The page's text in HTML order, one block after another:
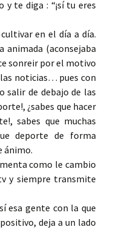
te diga : “¡sí tu eres
en el día a día.
animada (aconsejaba
sonreir por el motivo
noticias… pues con
salir de debajo de las
¿sabes que hacer
sabes que muchas
deporte de forma
ánimo.
como le cambio
y siempre transmite
esa gente con la que
deja a un lado